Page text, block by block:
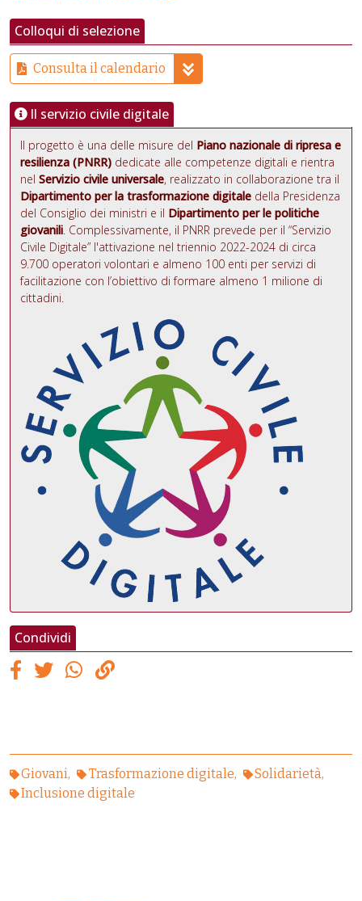
Colloqui di selezione
Consulta il calendario
Il servizio civile digitale
Il progetto è una delle misure del Piano nazionale di ripresa e
resilienza (PNRR) dedicate alle competenze digitali e rientra
nel Servizio civile universale, realizzato in collaborazione tra il
Dipartimento per la trasformazione digitale della Presidenza
del Consiglio dei ministri e il Dipartimento per le politiche
giovanili. Complessivamente, il PNRR prevede per il “Servizio
Civile Digitale” l'attivazione nel triennio 2022-2024 di circa
9.700 operatori volontari e almeno 100 enti per servizi di
facilitazione con l’obiettivo di formare almeno 1 milione di
cittadini.
Condividi
Giovani Trasformazione digitale
Solidarietà
Inclusione digitale